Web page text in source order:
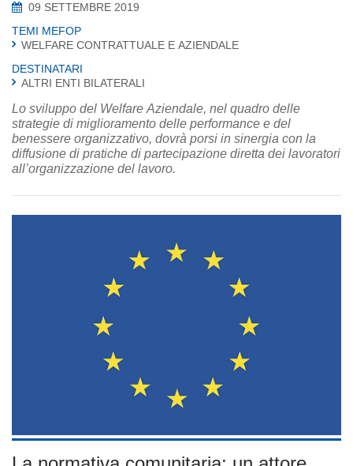
09 SETTEMBRE 2019
TEMI MEFOP
WELFARE CONTRATTUALE E AZIENDALE
DESTINATARI
ALTRI ENTI BILATERALI
Lo sviluppo del Welfare Aziendale, nel quadro delle
strategie di miglioramento delle performance e del
benessere organizzativo, dovrà porsi in sinergia con la
diffusione di pratiche di partecipazione diretta dei lavoratori
all’organizzazione del lavoro.